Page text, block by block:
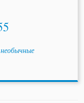
необычные